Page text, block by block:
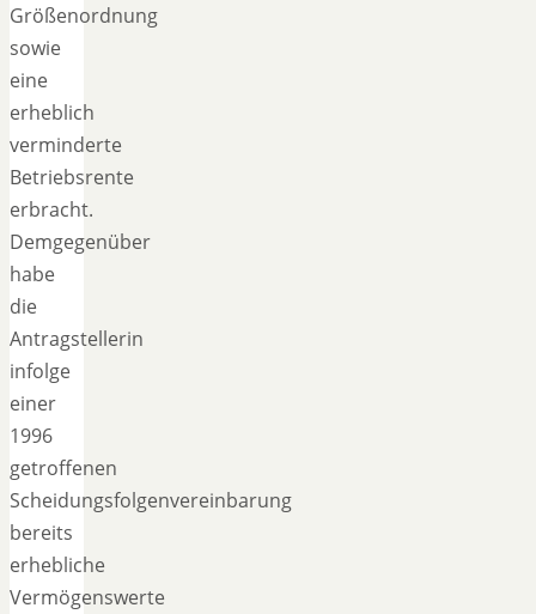
Größenordnung
sowie
eine
erheblich
verminderte
Betriebsrente
erbracht.
Demgegenüber
habe
die
Antragstellerin
infolge
einer
1996
getroffenen
Scheidungsfolgenvereinbarung
bereits
erhebliche
Vermögenswerte